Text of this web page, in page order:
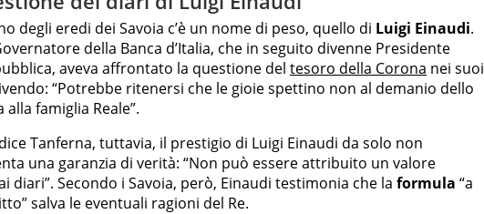
degli eredi dei Savoia c’è un nome di peso, quello di Luigi Einaudi.
della Banca d’Italia, che in seguito divenne Presidente
aveva affrontato la questione del tesoro della Corona nei suoi
“Potrebbe ritenersi che le gioie spettino non al demanio dello
alla famiglia Reale”.
Tanferna, tuttavia, il prestigio di Luigi Einaudi da solo non
una garanzia di verità: “Non può essere attribuito un valore
diari”. Secondo i Savoia, però, Einaudi testimonia che la formula “a
salva le eventuali ragioni del Re.